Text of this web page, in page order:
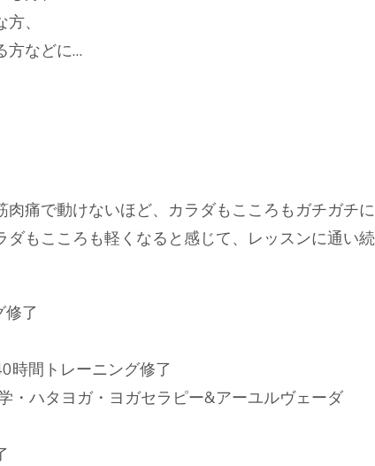
、
方などに…
痛で動けないほど、カラダもこころもガチガチに
もこころも軽くなると感じて、レッスンに通い
修了
時間トレーニング修了
・ハタヨガ・ヨガセラピー&アーユルヴェーダ